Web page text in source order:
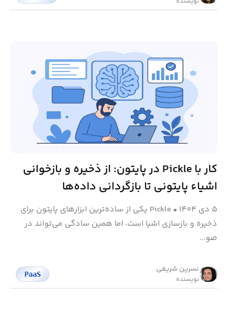
کار با Pickle در پایتون: از ذخیره و بازخوانی
اشیاء پایتونی تا بازگردانی داده‌ها
۵ دی ۱۴۰۴ •
Pickle یکی از ساده‌ترین ابزارهای پایتون برای
ذخیره و بازسازی اشیا است، اما همین سادگی می‌تواند در
صو...
نسرین شریفی
نویسنده
PaaS